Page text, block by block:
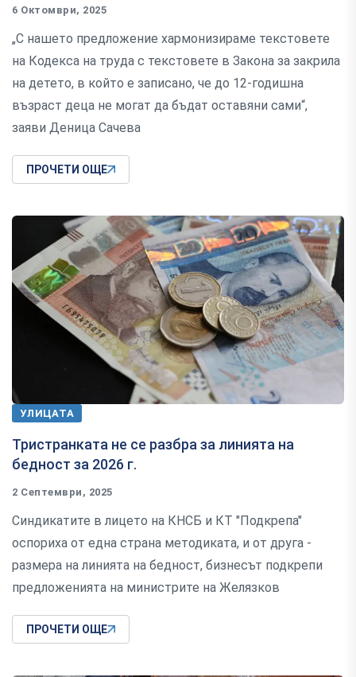
6 Октомври, 2025
„С нашето предложение хармонизираме текстовете
на Кодекса на труда с текстовете в Закона за закрила
на детето, в който е записано, че до 12-годишна
възраст деца не могат да бъдат оставяни сами“,
заяви Деница Сачева
ПРОЧЕТИ ОЩЕ
УЛИЦАТА
Тристранката не се разбра за линията на
бедност за 2026 г.
2 Септември, 2025
Синдикатите в лицето на КНСБ и КТ "Подкрепа"
оспориха от една страна методиката, и от друга -
размера на линията на бедност, бизнесът подкрепи
предложенията на министрите на Желязков
ПРОЧЕТИ ОЩЕ